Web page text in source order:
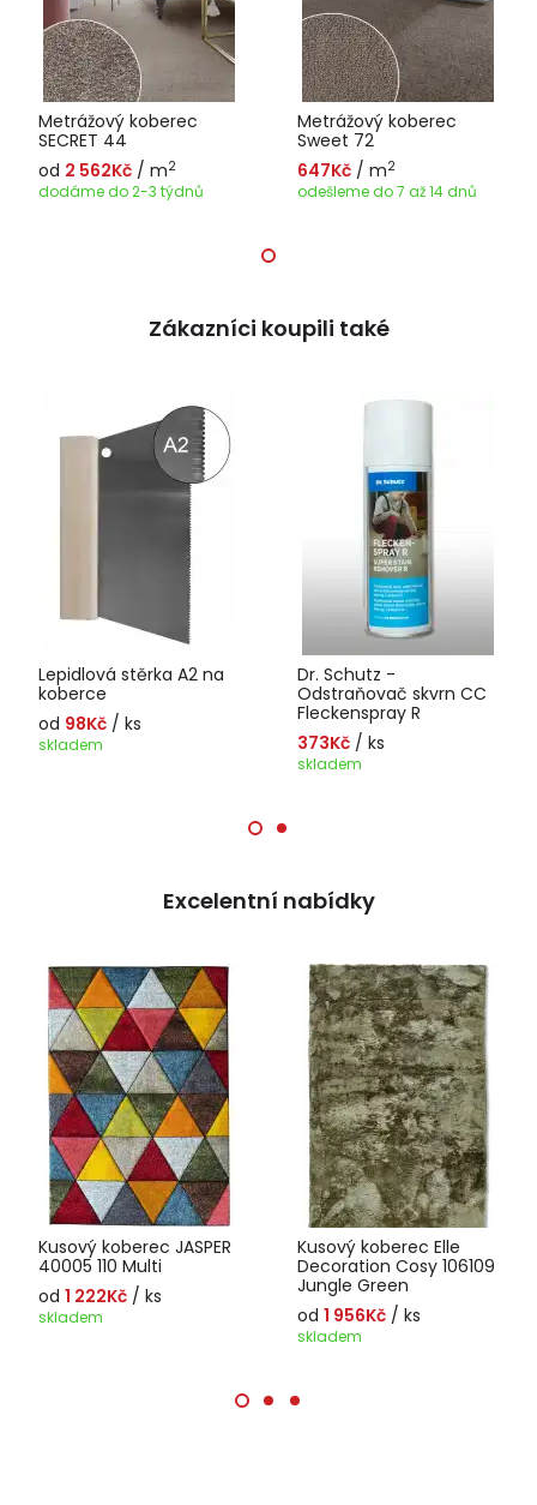
Metrážový koberec
SECRET 44
od 2 562Kč / m2
dodáme do 2-3 týdnů
Metrážový koberec
Sweet 72
647Kč / m2
odešleme do 7 až 14 dnů
Zákazníci koupili také
Lepidlová stěrka A2 na
koberce
od 98Kč / ks
skladem
Dr. Schutz -
Odstraňovač skvrn CC
Fleckenspray R
373Kč / ks
skladem
Excelentní nabídky
Kusový koberec JASPER
40005 110 Multi
od 1 222Kč / ks
skladem
Kusový koberec Elle
Decoration Cosy 106109
Jungle Green
od 1 956Kč / ks
skladem